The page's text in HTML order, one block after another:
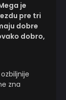
je
pre tri
dobre
dobro,
zna